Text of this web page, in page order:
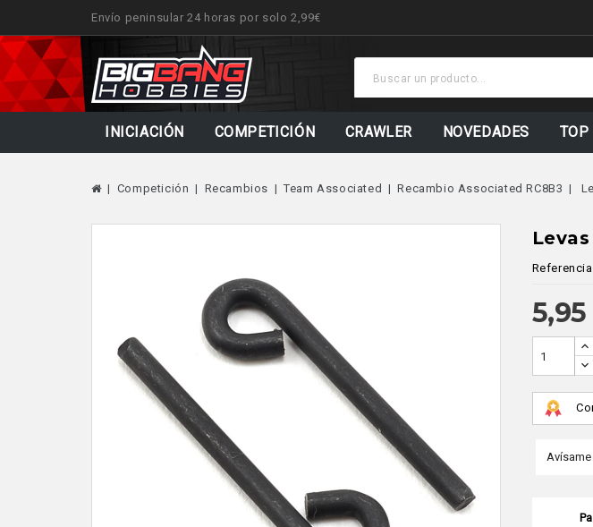
Envío peninsular 24 horas por solo 2,99€
INICIACIÓN COMPETICIÓN CRAWLER NOVEDADES TOP
Competición Recambios Team Associated Recambio Associated RC8B3